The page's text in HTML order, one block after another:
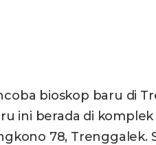
bioskop baru di
ini berada di
78,